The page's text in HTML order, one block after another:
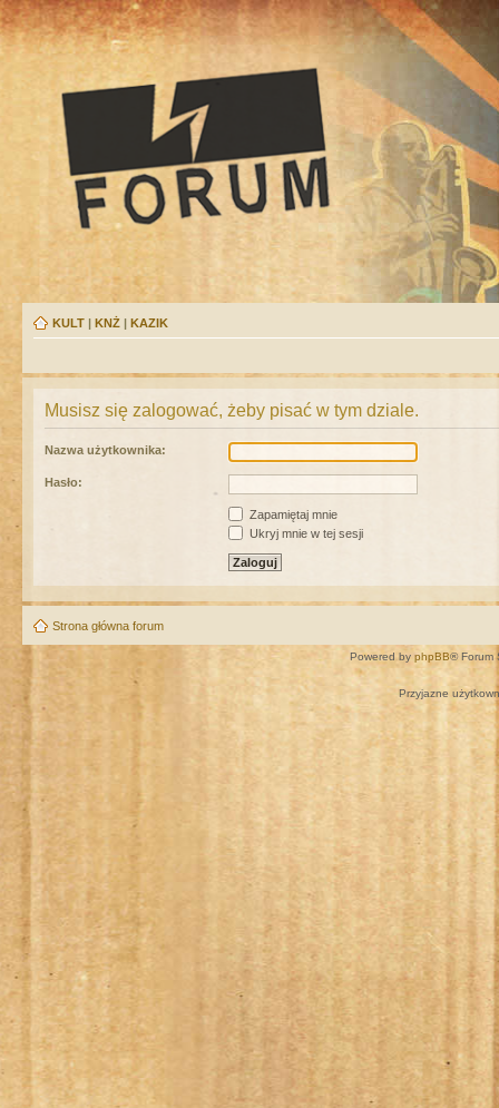
KULT | KNŻ | KAZIK
Musisz się zalogować, żeby pisać w tym dziale.
Nazwa użytkownika:
Hasło:
Zapamiętaj mnie
Ukryj mnie w tej sesji
Strona główna forum
Powered by phpBB® Forum
Przyjazne